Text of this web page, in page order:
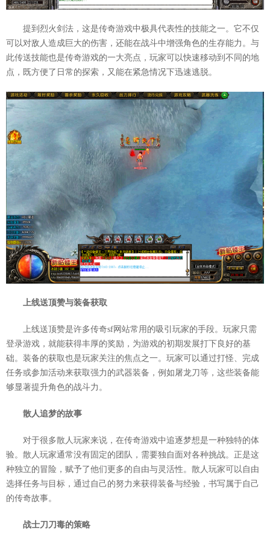
提到烈火剑法，这是传奇游戏中极具代表性的技能之一。它不仅
可以对敌人造成巨大的伤害，还能在战斗中增强角色的生存能力。与
此传送技能也是传奇游戏的一大亮点，玩家可以快速移动到不同的地
点，既方便了日常的探索，又能在紧急情况下迅速逃脱。
上线送顶赞与装备获取
上线送顶赞是许多传奇sf网站常用的吸引玩家的手段。玩家只需
登录游戏，就能获得丰厚的奖励，为游戏的初期发展打下良好的基
础。装备的获取也是玩家关注的焦点之一。玩家可以通过打怪、完成
任务或参加活动来获取强力的武器装备，例如屠龙刀等，这些装备能
够显著提升角色的战斗力。
散人追梦的故事
对于很多散人玩家来说，在传奇游戏中追逐梦想是一种独特的体
验。散人玩家通常没有固定的团队，需要独自面对各种挑战。正是这
种独立的冒险，赋予了他们更多的自由与灵活性。散人玩家可以自由
选择任务与目标，通过自己的努力来获得装备与经验，书写属于自己
的传奇故事。
战士刀刀毒的策略